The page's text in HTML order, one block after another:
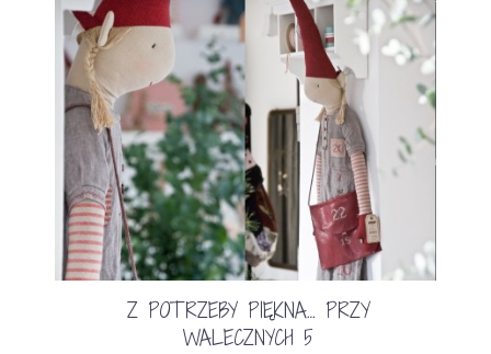
Z POTRZEBY PIĘKNA… PRZY
WALECZNYCH 5